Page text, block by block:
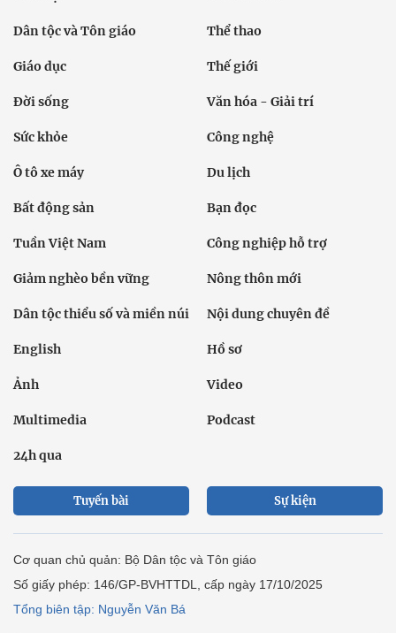
Dân tộc và Tôn giáo Thể thao
Giáo dục Thế giới
Đời sống Văn hóa - Giải trí
Sức khỏe Công nghệ
Ô tô xe máy Du lịch
Bất động sản Bạn đọc
Tuần Việt Nam Công nghiệp hỗ trợ
Giảm nghèo bền vững Nông thôn mới
Dân tộc thiểu số và miền núi Nội dung chuyên đề
English Hồ sơ
Ảnh Video
Multimedia Podcast
24h qua
Tuyến bài Sự kiện
Cơ quan chủ quản: Bộ Dân tộc và Tôn giáo
Số giấy phép: 146/GP-BVHTTDL, cấp ngày 17/10/2025
Tổng biên tập: Nguyễn Văn Bá